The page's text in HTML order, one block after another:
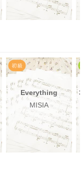
Everything
MISIA